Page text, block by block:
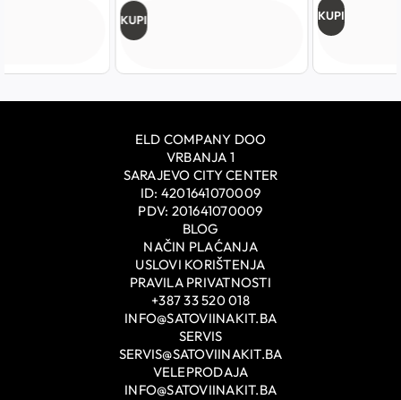
ELD COMPANY DOO
VRBANJA 1
SARAJEVO CITY CENTER
ID: 4201641070009
PDV: 201641070009
BLOG
NAČIN PLAĆANJA
USLOVI KORIŠTENJA
PRAVILA PRIVATNOSTI
+387 33 520 018
INFO@SATOVIINAKIT.BA
SERVIS
SERVIS@SATOVIINAKIT.BA
VELEPRODAJA
INFO@SATOVIINAKIT.BA